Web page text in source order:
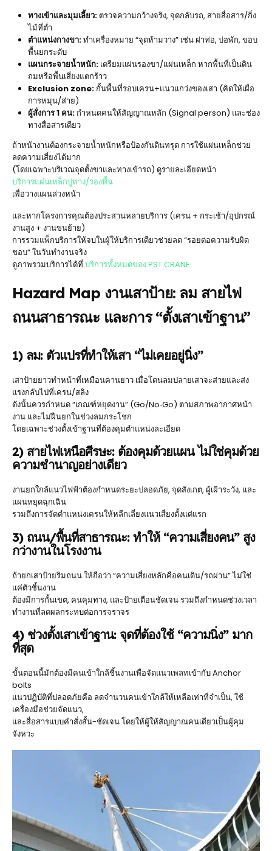
ทางเข้าและมุมเลี้ยว: ตรวจความกว้างจริง, จุดกลับรถ, สายสื่อสาร/กิ่ง
ไม้ที่ต่ำ
ตำแหน่งกางขา:ทำเครื่องหมาย “จุดห้ามวาง” เช่น ฝาท่อ, บ่อพัก, ขอบ
พื้นยกระดับ
แผนกระจายน้ำหนัก: เตรียมแผ่นรองขา/แผ่นเหล็ก หากพื้นที่เป็นดิน
ถมหรือพื้นเสี่ยงแตกร้าว
Exclusion zone: กั้นพื้นที่รอบเครน+แนวแกว่งของเสา (คิดให้เผื่อ
การหมุน/ส่าย)
ผู้สั่งการ 1 คน: กำหนดคนให้สัญญาณหลัก (Signal person) และช่อง
ทางสื่อสารเดียว
ถ้าหน้างานต้องกระจายน้ำหนักหรือป้องกันดินทรุด การใช้แผ่นเหล็กช่วย
ลดความเสี่ยงได้มาก
(โดยเฉพาะบริเวณจุดตั้งขาและทางเข้ารถ) ดูรายละเอียดหน้า
บริการแผ่นเหล็กปูทาง/รองพื้น
เพื่อวางแผนล่วงหน้า
และหากโครงการคุณต้องประสานหลายบริการ (เครน + กระเช้า/อุปกรณ์
งานสูง + งานขนย้าย)
การรวมแพ็กบริการให้จบในผู้ให้บริการเดียวช่วยลด “รอยต่อความรับผิด
ชอบ” ในวันทำงานจริง
ดูภาพรวมบริการได้ที่ บริการทั้งหมดของ PST.CRANE
Hazard Map งานเสาป้าย: ลม สายไฟ
ถนนสาธารณะ และการ “ตั้งเสาเข้าฐาน”
1) ลม: ตัวแปรที่ทำให้เสา “ไม่เคยอยู่นิ่ง”
เสาป้ายยาวทำหน้าที่เหมือนคานยาว เมื่อโดนลมปลายเสาจะส่ายและส่ง
แรงกลับไปที่เครน/สลิง
ดังนั้นควรกำหนด “เกณฑ์หยุดงาน” (Go/No‑Go) ตามสภาพอากาศหน้า
งาน และไม่ฝืนยกในช่วงลมกระโชก
โดยเฉพาะช่วงตั้งเข้าฐานที่ต้องคุมตำแหน่งละเอียด
2) สายไฟเหนือศีรษะ: ต้องคุมด้วยแผน ไม่ใช่คุมด้วย
ความชำนาญอย่างเดียว
งานยกใกล้แนวไฟฟ้าต้องกำหนดระยะปลอดภัย, จุดสังเกต, ผู้เฝ้าระวัง, และ
แผนหยุดฉุกเฉิน
รวมถึงการจัดตำแหน่งเครนให้หลีกเลี่ยงแนวเสี่ยงตั้งแต่แรก
3) ถนน/พื้นที่สาธารณะ: ทำให้ “ความเสี่ยงคน” สูง
กว่างานในโรงงาน
ถ้ายกเสาป้ายริมถนน ให้ถือว่า “ความเสี่ยงหลักคือคนเดิน/รถผ่าน” ไม่ใช่
แค่ตัวชิ้นงาน
ต้องมีการกั้นเขต, คนคุมทาง, และป้ายเตือนชัดเจน รวมถึงกำหนดช่วงเวลา
ทำงานที่ลดผลกระทบต่อการจราจร
4) ช่วงตั้งเสาเข้าฐาน: จุดที่ต้องใช้ “ความนิ่ง” มาก
ที่สุด
ขั้นตอนนี้มักต้องมีคนเข้าใกล้ชิ้นงานเพื่อจัดแนวเพลทเข้ากับ Anchor
bolts
แนวปฏิบัติที่ปลอดภัยคือ ลดจำนวนคนเข้าใกล้ให้เหลือเท่าที่จำเป็น, ใช้
เครื่องมือช่วยจัดแนว,
และสื่อสารแบบคำสั่งสั้น-ชัดเจน โดยให้ผู้ให้สัญญาณคนเดียวเป็นผู้คุม
จังหวะ